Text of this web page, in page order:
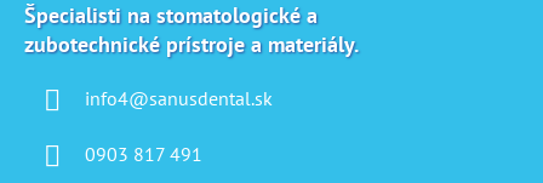
Špecialisti na stomatologické a
zubotechnické prístroje a materiály.
info4@sanusdental.sk
0903 817 491